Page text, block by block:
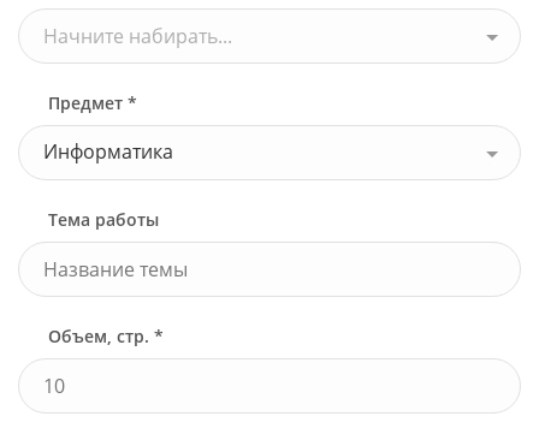
Начните набирать...
Предмет *
Информатика
Тема работы
Объем, стр. *